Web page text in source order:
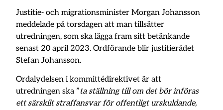
Justitie- och migrationsminister Morgan Johansson
meddelade på torsdagen att man tillsätter
utredningen, som ska lägga fram sitt betänkande
senast 20 april 2023. Ordförande blir justitierådet
Stefan Johansson.
Ordalydelsen i kommittédirektivet är att
utredningen ska ”ta ställning till om det bör införas
ett särskilt straffansvar för offentligt urskuldande,